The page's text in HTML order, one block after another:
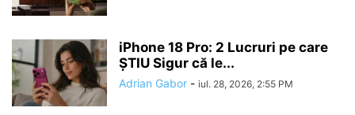
iPhone 18 Pro: 2 Lucruri pe care
ȘTIU Sigur că le...
Adrian Gabor - iul. 28, 2026, 2:55 PM